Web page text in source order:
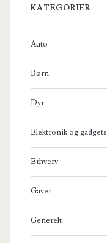
KATEGORIER
Auto
Børn
Dyr
Elektronik og gadgets
Erhverv
Gaver
Generelt